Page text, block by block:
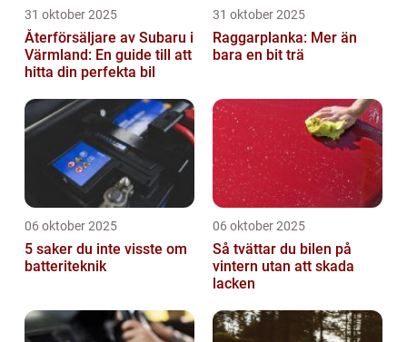
31 oktober 2025
Återförsäljare av Subaru i
Värmland: En guide till att
hitta din perfekta bil
31 oktober 2025
Raggarplanka: Mer än
bara en bit trä
06 oktober 2025
5 saker du inte visste om
batteriteknik
06 oktober 2025
Så tvättar du bilen på
vintern utan att skada
lacken